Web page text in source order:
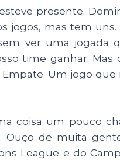
presente.
jogos, mas tem
ver uma jogada
time ganhar.
Um jogo
coisa um pouco
Ouço de muita
League e do